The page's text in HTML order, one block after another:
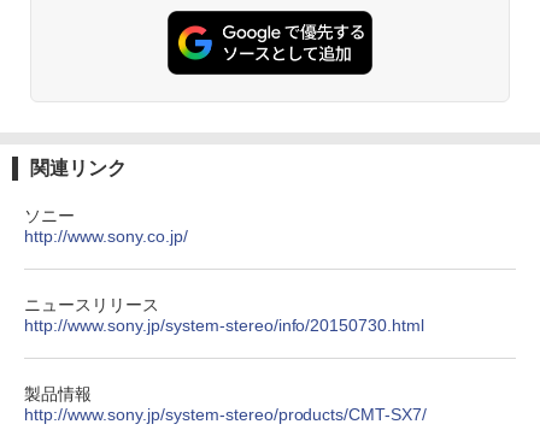
関連リンク
ソニー
http://www.sony.co.jp/
ニュースリリース
http://www.sony.jp/system-stereo/info/20150730.html
製品情報
http://www.sony.jp/system-stereo/products/CMT-SX7/